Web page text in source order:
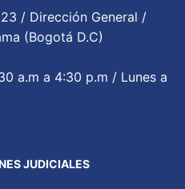
/ Dirección General /
(Bogotá D.C)
a.m a 4:30 p.m / Lunes a
JUDICIALES